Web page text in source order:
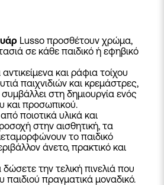
Lusso προσθέτουν χρώμα,
σε κάθε παιδικό ή εφηβικό
και ράφια τοίχου
παιχνιδιών και κρεμάστρες,
στη δημιουργία ενός
και προσωπικού.
ποιοτικά υλικά και
στην αισθητική, τα
το παιδικό
άνετο, πρακτικό και
δώσετε την τελική πινελιά που
παιδιού πραγματικά μοναδικό.